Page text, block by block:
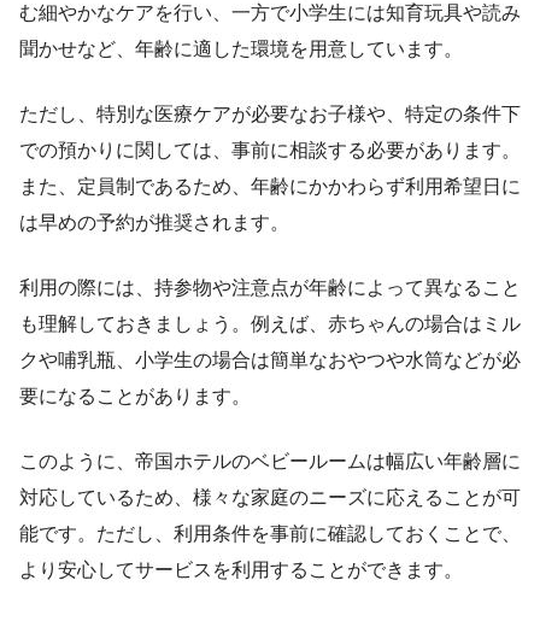
む細やかなケアを行い、一方で小学生には知育玩具や読み
聞かせなど、年齢に適した環境を用意しています。
ただし、特別な医療ケアが必要なお子様や、特定の条件下
での預かりに関しては、事前に相談する必要があります。
また、定員制であるため、年齢にかかわらず利用希望日に
は早めの予約が推奨されます。
利用の際には、持参物や注意点が年齢によって異なること
も理解しておきましょう。例えば、赤ちゃんの場合はミル
クや哺乳瓶、小学生の場合は簡単なおやつや水筒などが必
要になることがあります。
このように、帝国ホテルのベビールームは幅広い年齢層に
対応しているため、様々な家庭のニーズに応えることが可
能です。ただし、利用条件を事前に確認しておくことで、
より安心してサービスを利用することができます。